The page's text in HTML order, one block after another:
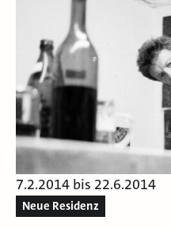
7.2.2014 bis 22.6.2014
Neue Residenz